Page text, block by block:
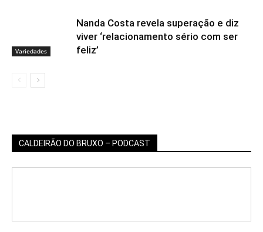
Variedades
Nanda Costa revela superação e diz
viver ‘relacionamento sério com ser
feliz’
CALDEIRÃO DO BRUXO – PODCAST